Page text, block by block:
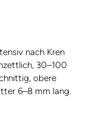
nach Kren
30–100
obere
6–8 mm lang.